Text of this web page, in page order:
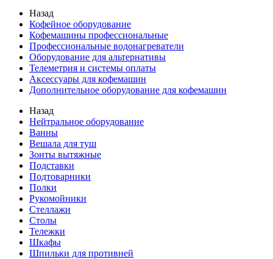
Назад
Кофейное оборудование
Кофемашины профессиональные
Профессиональные водонагреватели
Оборудование для альтернативы
Телеметрия и системы оплаты
Аксессуары для кофемашин
Дополнительное оборудование для кофемашин
Назад
Нейтральное оборудование
Ванны
Вешала для туш
Зонты вытяжные
Подставки
Подтоварники
Полки
Рукомойники
Стеллажи
Столы
Тележки
Шкафы
Шпильки для противней